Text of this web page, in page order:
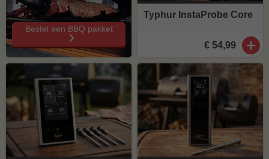
Typhur InstaProbe Core
€ 54,99
Bestel een BBQ pakket